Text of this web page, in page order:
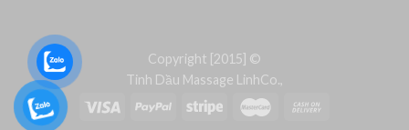
Copyright [2015] ©
Tinh Dầu Massage LinhCo.,